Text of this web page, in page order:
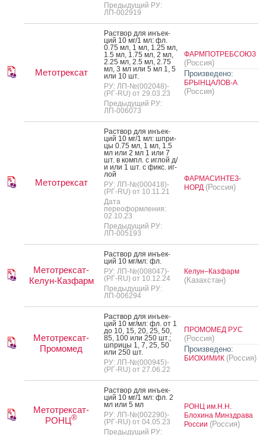
Предыдущий РУ:
ЛП-002919
Метотрексат
Рас­твор для инъ­ек­
ций 10 мг/1 мл: фл.
0.75 мл, 1 мл, 1.25 мл,
1.5 мл, 1.75 мл, 2 мл,
2.25 мл, 2.5 мл, 2.75
мл, 3 мл или 5 мл 1, 5
или 10 шт.
РУ: ЛП-№(002048)-
(РГ-RU) от 29.03.23
Предыдущий РУ:
ЛП-006073
ФАРМПОТРЕБСОЮЗ
(Россия)
Произведено:
БРЫНЦАЛОВ-А
(Россия)
Метотрексат
Рас­твор для инъ­ек­
ций 10 мг/1 мл: шпри­
цы 0.75 мл, 1 мл, 1.5
мл или 2 мл 1 или 7
шт. в компл. с иг­лой д/
и или 1 шт. с фикс. иг­
лой
РУ: ЛП-№(000418)-
(РГ-RU) от 10.11.21
Дата
переоформления:
02.10.23
Предыдущий РУ:
ЛП-005193
ФАРМАСИНТЕЗ-
НОРД (Россия)
Метотрексат-
Келун-Казфарм
Рас­твор для инъ­ек­
ций 10 мг/мл: фл.
РУ: ЛП-№(008047)-
(РГ-RU) от 10.12.24
Предыдущий РУ:
ЛП-006294
Келун–Казфарм
(Казахстан)
Метотрексат-
Промомед
Рас­твор для инъ­ек­
ций 10 мг/мл: фл. от 1
до 10, 15, 20, 25, 50,
85, 100 или 250 шт.;
шпри­цы 1, 7, 25, 50
или 250 шт.
РУ: ЛП-№(000945)-
(РГ-RU) от 27.06.22
ПРОМОМЕД РУС
(Россия)
Произведено:
БИОХИМИК (Россия)
Метотрексат-
РОНЦ®
Рас­твор для инъ­ек­
ций 10 мг/1 мл: фл. 2
мл или 5 мл
РУ: ЛП-№(002290)-
(РГ-RU) от 04.05.23
Предыдущий РУ:
РОНЦ им.Н.Н.
Блохина Минздрава
России (Россия)